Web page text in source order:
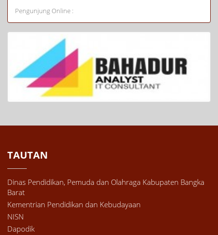
Pengunjung Online :
TAUTAN
Dinas Pendidikan, Pemuda dan Olahraga Kabupaten Bangka
Barat
Kementrian Pendidikan dan Kebudayaan
NISN
Dapodik